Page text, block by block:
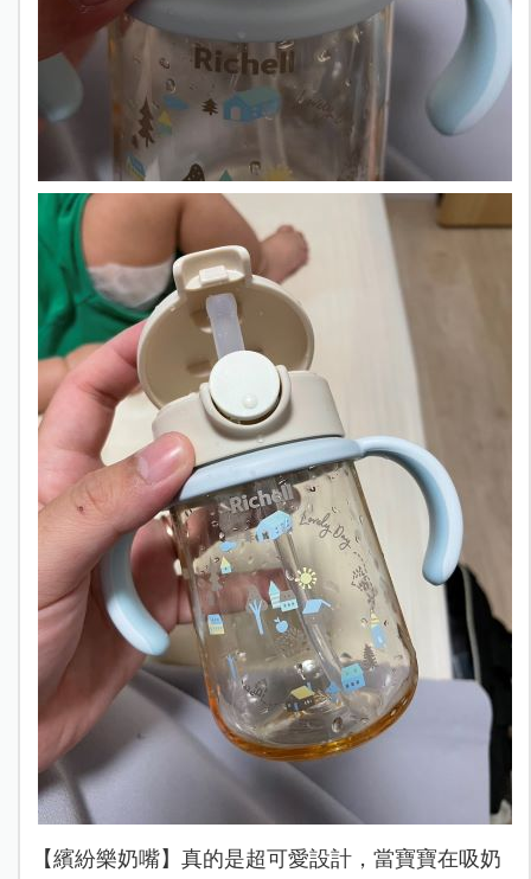
【繽紛樂奶嘴】真的是超可愛設計，當寶寶在吸奶